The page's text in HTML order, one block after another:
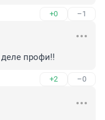
+0 –1
профи!!
+2 –0